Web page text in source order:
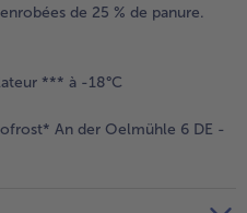
de 25 % de panure.
*** à -18°C
An der Oelmühle 6 DE -